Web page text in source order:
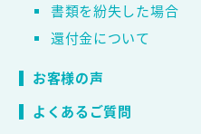
書類を紛失した場合
還付金について
お客様の声
よくあるご質問